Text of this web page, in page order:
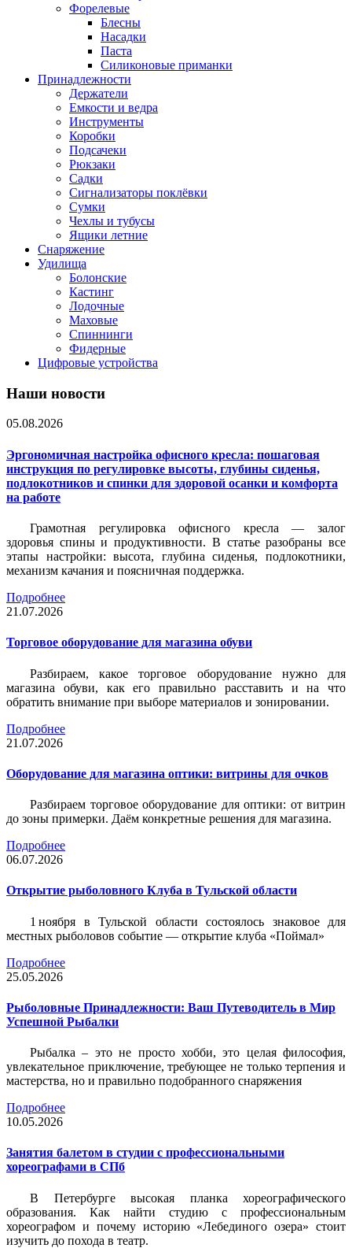
Форелевые
Блесны
Насадки
Паста
Силиконовые приманки
Принадлежности
Держатели
Емкости и ведра
Инструменты
Коробки
Подсачеки
Рюкзаки
Садки
Сигнализаторы поклёвки
Сумки
Чехлы и тубусы
Ящики летние
Снаряжение
Удилища
Болонские
Кастинг
Лодочные
Маховые
Спиннинги
Фидерные
Цифровые устройства
Наши новости
05.08.2026
Эргономичная настройка офисного кресла: пошаговая
инструкция по регулировке высоты, глубины сиденья,
подлокотников и спинки для здоровой осанки и комфорта
на работе
Грамотная регулировка офисного кресла — залог
здоровья спины и продуктивности. В статье разобраны все
этапы настройки: высота, глубина сиденья, подлокотники,
механизм качания и поясничная поддержка.
Подробнее
21.07.2026
Торговое оборудование для магазина обуви
Разбираем, какое торговое оборудование нужно для
магазина обуви, как его правильно расставить и на что
обратить внимание при выборе материалов и зонировании.
Подробнее
21.07.2026
Оборудование для магазина оптики: витрины для очков
Разбираем торговое оборудование для оптики: от витрин
до зоны примерки. Даём конкретные решения для магазина.
Подробнее
06.07.2026
Открытие рыболовного Клуба в Тульской области
1 ноября в Тульской области состоялось знаковое для
местных рыболовов событие — открытие клуба «Поймал»
Подробнее
25.05.2026
Рыболовные Принадлежности: Ваш Путеводитель в Мир
Успешной Рыбалки
Рыбалка – это не просто хобби, это целая философия,
увлекательное приключение, требующее не только терпения и
мастерства, но и правильно подобранного снаряжения
Подробнее
10.05.2026
Занятия балетом в студии с профессиональными
хореографами в СПб
В Петербурге высокая планка хореографического
образования. Как найти студию с профессиональным
хореографом и почему историю «Лебединого озера» стоит
изучить до похода в театр.